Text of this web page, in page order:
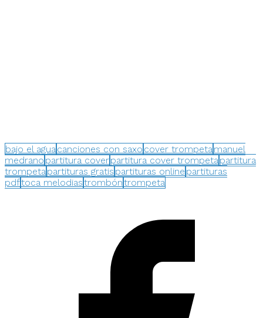
bajo el agua canciones con saxo cover trompeta manuel
medrano partitura coverpartitura cover trompeta partitura
trompeta partituras gratis partituras online partituras
pdftoca melodiastrombóntrompeta